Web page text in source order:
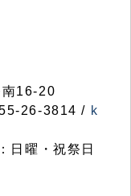
16-20
26-3814 / k
日曜・祝祭日